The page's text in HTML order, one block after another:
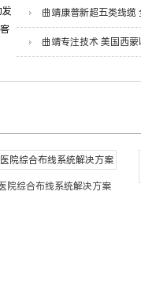
院综合布线系统解决方案